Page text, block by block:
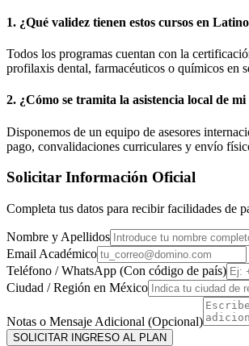
1. ¿Qué validez tienen estos cursos en
Todos los programas cuentan con la
profilaxis dental, farmacéuticos o químicos en
2. ¿Cómo se tramita la asistencia local de
Disponemos de un equipo de asesores
pago, convalidaciones curriculares y envío
Solicitar Información Oficial
Completa tus datos para recibir facilidades de
Nombre y Apellidos
Email Académico
Teléfono / WhatsApp (Con código de país)
Ciudad / Región en México
Notas o Mensaje Adicional (Opcional)
SOLICITAR INGRESO AL PLAN